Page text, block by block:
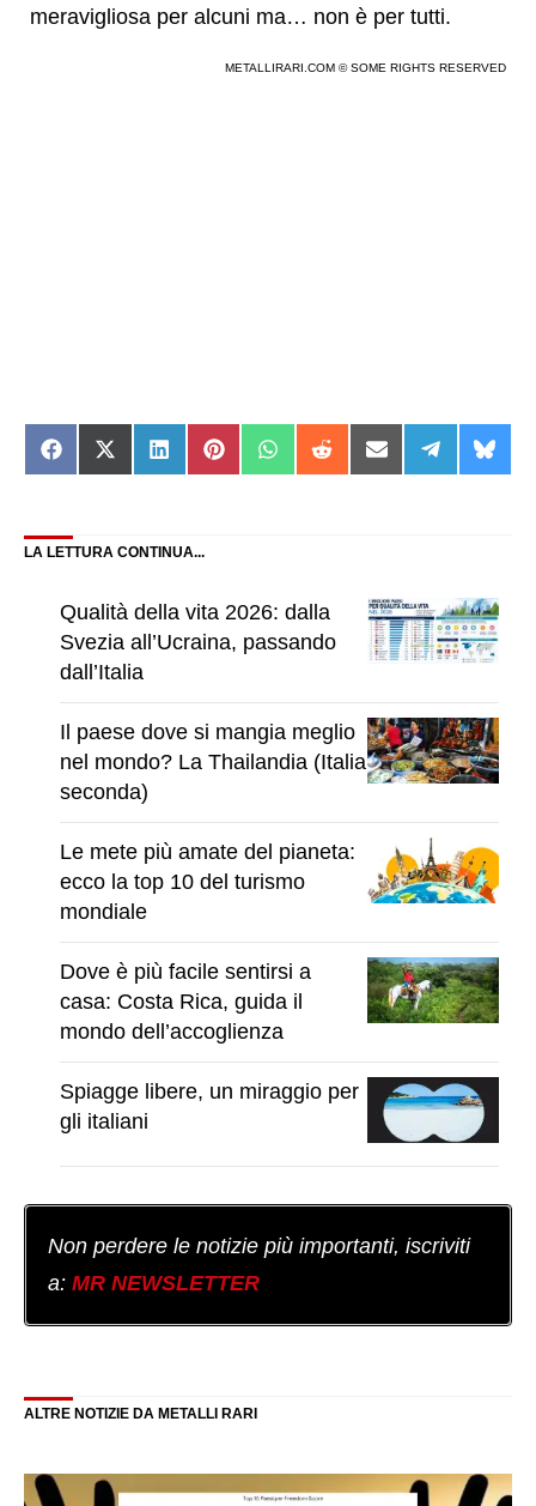
meravigliosa per alcuni ma… non è per tutti.
METALLIRARI.COM © SOME RIGHTS RESERVED
Share
on
Share
on
Share
on
Share
on
Share
on
Share
on
Share
on
Share
on
on
LA LETTURA CONTINUA...
Qualità della vita 2026: dalla
Svezia all’Ucraina, passando
dall’Italia
Il paese dove si mangia meglio
nel mondo? La Thailandia (Italia
seconda)
Le mete più amate del pianeta:
ecco la top 10 del turismo
mondiale
Dove è più facile sentirsi a
casa: Costa Rica, guida il
mondo dell’accoglienza
Spiagge libere, un miraggio per
gli italiani
Non perdere le notizie più importanti, iscriviti
a: MR NEWSLETTER
ALTRE NOTIZIE DA METALLI RARI